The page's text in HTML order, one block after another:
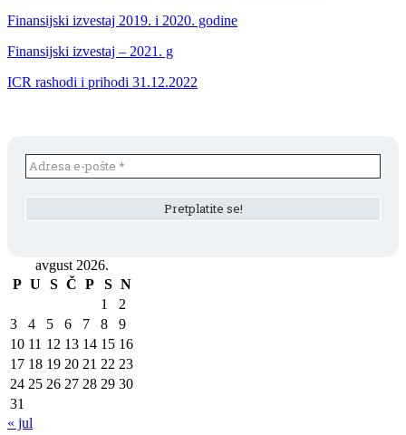
Finansijski izvestaj 2019. i 2020. godine
Finansijski izvestaj – 2021. g
ICR rashodi i prihodi 31.12.2022
avgust 2026.
P U S Č P S N
1
2
3
4 5 6 7 8
9
10 11 12 13 14 15 16
17 18 19 20 21 22 23
24 25 26 27 28 29 30
31
« jul